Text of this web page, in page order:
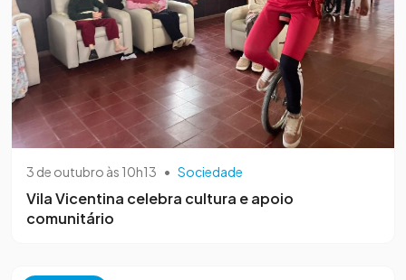
3 de outubro às 10h13 • Sociedade
Vila Vicentina celebra cultura e apoio
comunitário